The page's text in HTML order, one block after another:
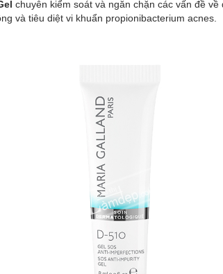
chuyên kiểm soát và ngăn chặn các vấn đề
và tiêu diệt vi khuẩn propionibacterium acnes.